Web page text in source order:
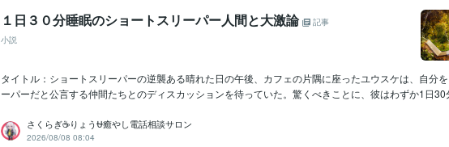
１日３０分睡眠のショートスリーパー人間と大激論
記事
小説
タイトル：ショートスリーパーの逆襲ある晴れた日の午後、カフェの片隅に座ったユウスケは、自分
ーパーだと公言する仲間たちとのディスカッションを待っていた。驚くべきことに、彼はわずか1日30
さくらぎ☕りょう⛎癒やし電話相談サロン
2026/08/08 08:04